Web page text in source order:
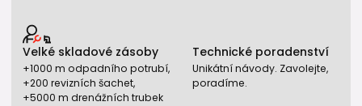
Velké skladové zásoby
+1000 m odpadního potrubí,
+200 revizních šachet,
+5000 m drenážních trubek
Technické poradenství
Unikátní návody. Zavolejte,
poradíme.